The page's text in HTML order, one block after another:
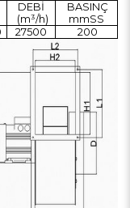
DEBİ
(m³/h)
BASINÇ
mmSS
27500 200